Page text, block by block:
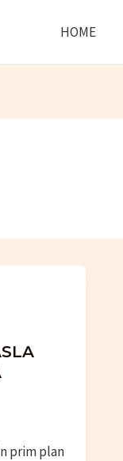
HOME
prim plan